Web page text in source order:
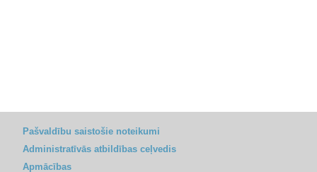
Pašvaldību saistošie noteikumi
Administratīvās atbildības ceļvedis
Apmācības